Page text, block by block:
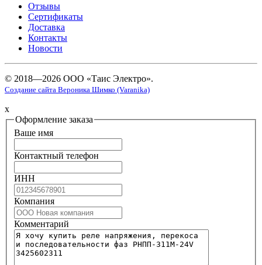
Отзывы
Сертификаты
Доставка
Контакты
Новости
© 2018—2026 ООО «Таис Электро».
Создание сайта Вероника Шимко (Varanika)
x
Оформление заказа
Ваше имя
Контактный телефон
ИНН
Компания
Комментарий